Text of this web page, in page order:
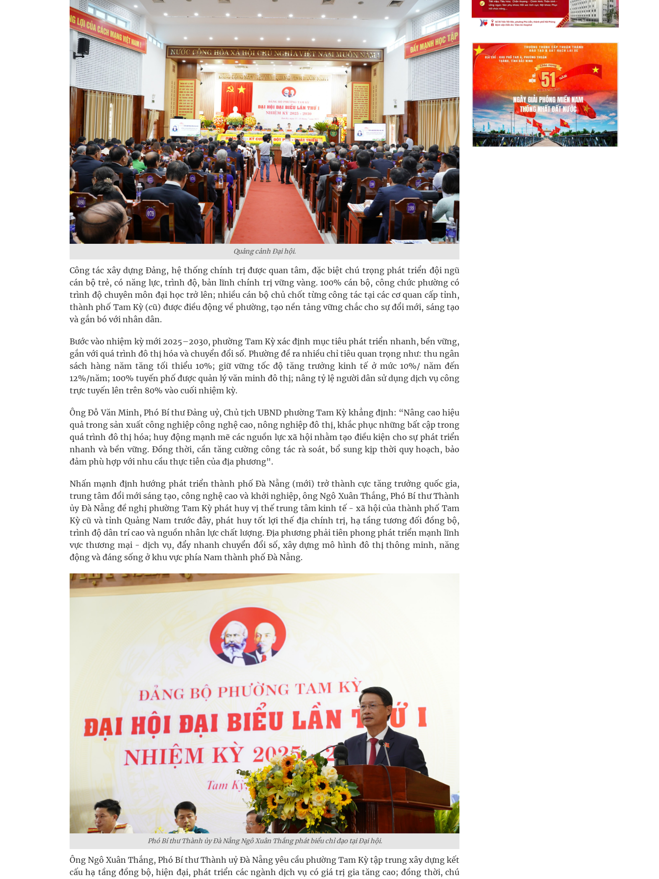
Quảng cảnh Đại hội.
Công tác xây dựng Đảng, hệ thống chính trị được quan tâm, đặc biệt chú trọng phát triển đội ngũ
cán bộ trẻ, có năng lực, trình độ, bản lĩnh chính trị vững vàng. 100% cán bộ, công chức phường có
trình độ chuyên môn đại học trở lên; nhiều cán bộ chủ chốt từng công tác tại các cơ quan cấp tỉnh,
thành phố Tam Kỳ (cũ) được điều động về phường, tạo nền tảng vững chắc cho sự đổi mới, sáng tạo
và gắn bó với nhân dân.
Bước vào nhiệm kỳ mới 2025–2030, phường Tam Kỳ xác định mục tiêu phát triển nhanh, bền vững,
gắn với quá trình đô thị hóa và chuyển đổi số. Phường đề ra nhiều chỉ tiêu quan trọng như: thu ngân
sách hàng năm tăng tối thiểu 10%; giữ vững tốc độ tăng trưởng kinh tế ở mức 10%/ năm đến
12%/năm; 100% tuyến phố được quản lý văn minh đô thị; nâng tỷ lệ người dân sử dụng dịch vụ công
trực tuyến lên trên 80% vào cuối nhiệm kỳ.
Ông Đỗ Văn Minh, Phó Bí thư Đảng uỷ, Chủ tịch UBND phường Tam Kỳ khẳng định: “Nâng cao hiệu
quả trong sản xuất công nghiệp công nghệ cao, nông nghiệp đô thị, khắc phục những bất cập trong
quá trình đô thị hóa; huy động mạnh mẽ các nguồn lực xã hội nhằm tạo điều kiện cho sự phát triển
nhanh và bền vững. Đồng thời, cần tăng cường công tác rà soát, bổ sung kịp thời quy hoạch, bảo
đảm phù hợp với nhu cầu thực tiễn của địa phương".
Nhấn mạnh định hướng phát triển thành phố Đà Nẵng (mới) trở thành cực tăng trưởng quốc gia,
trung tâm đổi mới sáng tạo, công nghệ cao và khởi nghiệp, ông Ngô Xuân Thắng, Phó Bí thư Thành
ủy Đà Nẵng đề nghị phường Tam Kỳ phát huy vị thế trung tâm kinh tế - xã hội của thành phố Tam
Kỳ cũ và tỉnh Quảng Nam trước đây, phát huy tốt lợi thế địa chính trị, hạ tầng tương đối đồng bộ,
trình độ dân trí cao và nguồn nhân lực chất lượng. Địa phương phải tiên phong phát triển mạnh lĩnh
vực thương mại - dịch vụ, đẩy nhanh chuyển đổi số, xây dựng mô hình đô thị thông minh, năng
động và đáng sống ở khu vực phía Nam thành phố Đà Nẵng.
Phó Bí thư Thành ủy Đà Nẵng Ngô Xuân Thắng phát biểu chỉ đạo tại Đại hội.
Ông Ngô Xuân Thắng, Phó Bí thư Thành uỷ Đà Nẵng yêu cầu phường Tam Kỳ tập trung xây dựng kết
cấu hạ tầng đồng bộ, hiện đại, phát triển các ngành dịch vụ có giá trị gia tăng cao; đồng thời, chú